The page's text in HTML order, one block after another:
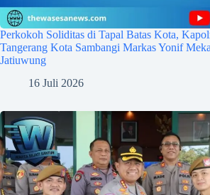
Perkokoh Soliditas di Tapal Batas Kota,
Tangerang Kota Sambangi Markas Yonif
Jatiuwung
16 Juli 2026